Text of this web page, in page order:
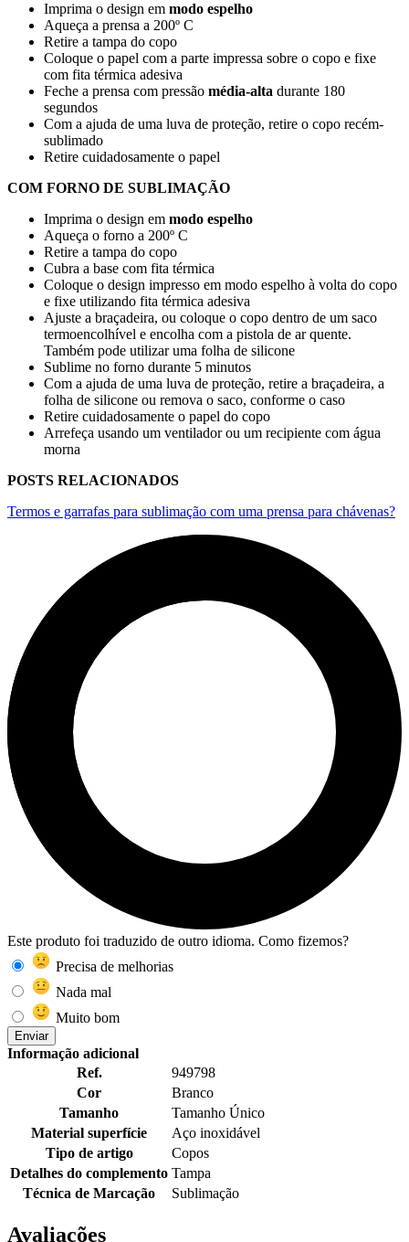
Imprima o design em modo espelho
Aqueça a prensa a 200º C
Retire a tampa do copo
Coloque o papel com a parte impressa sobre o copo e fixe
com fita térmica adesiva
Feche a prensa com pressão média-alta durante 180
segundos
Com a ajuda de uma luva de proteção, retire o copo recém-
sublimado
Retire cuidadosamente o papel
COM FORNO DE SUBLIMAÇÃO
Imprima o design em modo espelho
Aqueça o forno a 200º C
Retire a tampa do copo
Cubra a base com fita térmica
Coloque o design impresso em modo espelho à volta do copo
e fixe utilizando fita térmica adesiva
Ajuste a braçadeira, ou coloque o copo dentro de um saco
termoencolhível e encolha com a pistola de ar quente.
Também pode utilizar uma folha de silicone
Sublime no forno durante 5 minutos
Com a ajuda de uma luva de proteção, retire a braçadeira, a
folha de silicone ou remova o saco, conforme o caso
Retire cuidadosamente o papel do copo
Arrefeça usando um ventilador ou um recipiente com água
morna
POSTS RELACIONADOS
Termos e garrafas para sublimação com uma prensa para chávenas?
Este produto foi traduzido de outro idioma. Como fizemos?
Precisa de melhorias
Nada mal
Muito bom
Enviar
Informação adicional
Ref.
949798
Cor
Branco
Tamanho
Tamanho Único
Material superfície
Aço inoxidável
Tipo de artigo
Copos
Detalhes do complemento Tampa
Técnica de Marcação
Sublimação
Avaliações